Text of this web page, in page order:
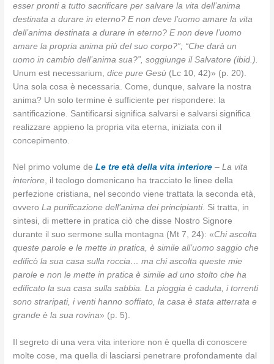
esser pronti a tutto sacrificare per salvare la vita dell’anima
destinata a durare in eterno? E non deve l’uomo amare la vita
dell’anima destinata a durare in eterno? E non deve l’uomo
amare la propria anima più del suo corpo?”; “Che darà un
uomo in cambio dell’anima sua?”, soggiunge il Salvatore (ibid.).
Unum est necessarium,dice pure Gesù (Lc 10, 42)» (p. 20).
Una sola cosa è necessaria. Come, dunque, salvare la nostra
anima? Un solo termine è sufficiente per rispondere: la
santificazione. Santificarsi significa salvarsi e salvarsi significa
realizzare appieno la propria vita eterna, iniziata con il
concepimento.
Nel primo volume deLe tre età della vita interiore –La vita
interiore, il teologo domenicano ha tracciato le linee della
perfezione cristiana, nel secondo viene trattata la seconda età,
ovveroLa purificazione dell’anima dei principianti. Si tratta, in
sintesi, di mettere in pratica ciò che disse Nostro Signore
durante il suo sermone sulla montagna (Mt 7, 24): «Chi ascolta
queste parole e le mette in pratica, è simile all’uomo saggio che
edificò la sua casa sulla roccia… ma chi ascolta queste mie
parole e non le mette in pratica è simile ad uno stolto che ha
edificato la sua casa sulla sabbia. La pioggia è caduta, i torrenti
sono straripati, i venti hanno soffiato, la casa è stata atterrata e
grande è la sua rovina» (p. 5).
Il segreto di una vera vita interiore non è quella di conoscere
molte cose, ma quella di lasciarsi penetrare profondamente dal